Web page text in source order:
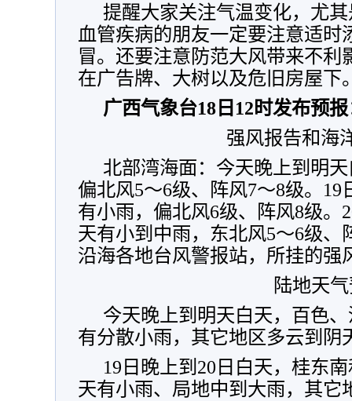
提醒大家关注气温变化，尤
血管疾病的朋友一定要注意适时
冒。还要注意防范大风带来不利
在广告牌、大树以及危旧房屋下
广西气象台18日12时发布预
强风报告和海
北部湾海面：今天晚上到明
偏北风5～6级、阵风7～8级。
有小雨，偏北风6级、阵风8级。
天有小到中雨，东北风5～6级、
沿海各地台风警报站，所挂的强
陆地天
今天晚上到明天白天，百色
有分散小雨，其它地区多云到阴
19日晚上到20日白天，桂东
天有小雨、局地中到大雨，其它